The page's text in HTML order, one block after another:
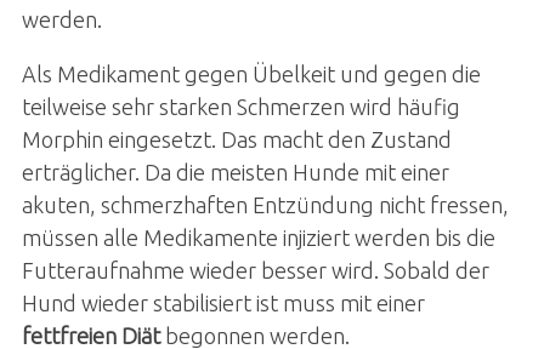
werden.
Als Medikament gegen Übelkeit und gegen die
teilweise sehr starken Schmerzen wird häufig
Morphin eingesetzt. Das macht den Zustand
erträglicher. Da die meisten Hunde mit einer
akuten, schmerzhaften Entzündung nicht fressen,
müssen alle Medikamente injiziert werden bis die
Futteraufnahme wieder besser wird. Sobald der
Hund wieder stabilisiert ist muss mit einer
fettfreien Diätbegonnen werden.